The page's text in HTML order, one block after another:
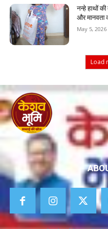
नन्हे हाथों
और मानवता
May 5, 2026
Load